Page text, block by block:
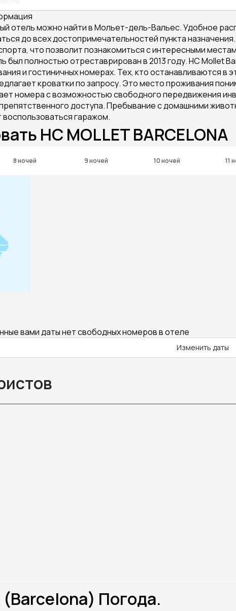
отель можно найти в Мольет-дель-Вальес. Удобное
до всех достопримечательностей пункта
что позволит познакомиться с интересными
был полностью отреставрирован в 2013 году. HC Mollet
и гостиничных номерах. Тех, кто останавливаются
кроватки по запросу. Это место проживания
номера с возможностью свободного передвижения
доступа. Пребывание с домашними
гаражом.
HC MOLLET BARCELONA
8 ночей 9 ночей 10 ночей 11
вами даты нет свободных номеров в отеле
Изменить даты
Погода.